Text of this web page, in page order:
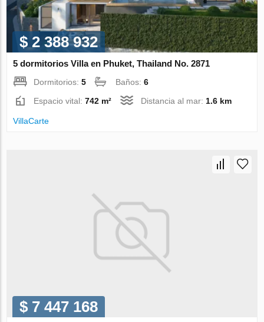
$ 2 388 932
5 dormitorios Villa en Phuket, Thailand No. 2871
Dormitorios:5 Baños:6
Espacio vital:742 m² Distancia al mar: 1.6 km
VillaСarte
$ 7 447 168